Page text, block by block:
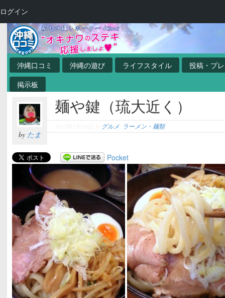
沖縄口コミ 沖縄の遊び ライフスタイル
投稿・プ
掲示板
by たま
麺や鍵（琉大近く）
グルメ ラーメン・麺類
Pocket
ログイン